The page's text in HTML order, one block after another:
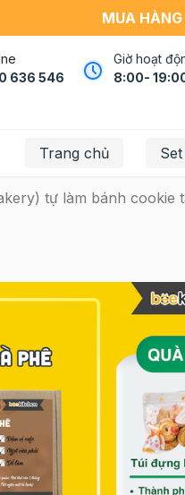
MUA
636 546
Giờ hoạt
8:00-
Trang chủ
tự làm bánh cookie